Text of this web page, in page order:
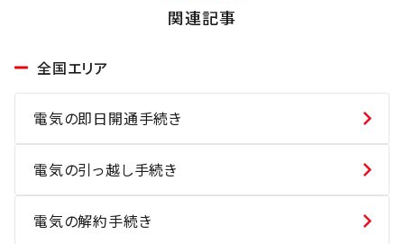
関連記事
全国エリア
電気の即日開通手続き
電気の引っ越し手続き
電気の解約手続き